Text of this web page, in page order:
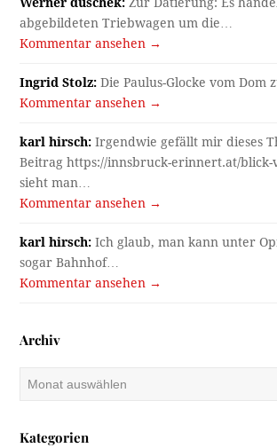
abgebildeten Triebwagen um die…
Kommentar ansehen →
Ingrid Stolz: Die Paulus-Glocke vom Dom
Kommentar ansehen →
karl hirsch: Irgendwie gefällt mir dieses
Beitrag https://innsbruck-erinnert.at/blick-
sieht man…
Kommentar ansehen →
karl hirsch: Ich glaub, man kann unter
sogar Bahnhof…
Kommentar ansehen →
Archiv
Kategorien